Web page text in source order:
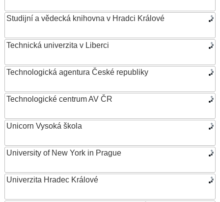
Studijní a vědecká knihovna v Hradci Králové
Technická univerzita v Liberci
Technologická agentura České republiky
Technologické centrum AV ČR
Unicorn Vysoká škola
University of New York in Prague
Univerzita Hradec Králové